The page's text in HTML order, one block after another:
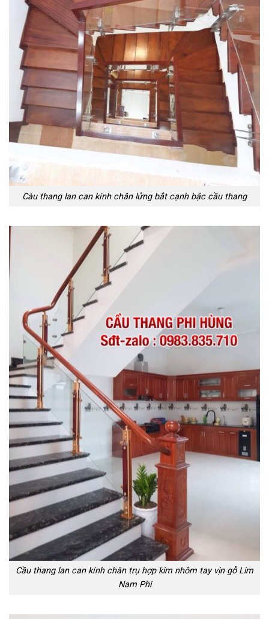
Càu thang lan can kính chân lửng bắt cạnh bậc cầu thang
Cầu thang lan can kính chân trụ hợp kim nhôm tay vịn gỗ Lim
Nam Phi